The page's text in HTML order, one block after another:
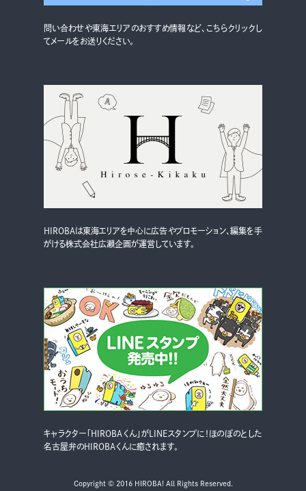
問い合わせや東海エリアのおすすめ情報など、こちらクリックし
てメールをお送りください。
HIROBAは東海エリアを中心に広告やプロモーション、編集を手
がける株式会社広瀬企画が運営しています。
キャラクター「HIROBAくん」がLINEスタンプに！ほのぼのとした
名古屋弁のHIROBAくんに癒されます。
Copyright © 2016 HIROBA! All Rights Reserved.